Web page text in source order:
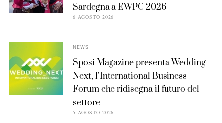
Sardegna a EWPC 2026
6 AGOSTO 2026
NEWS
Sposi Magazine presenta Wedding
Next, l’International Business
Forum che ridisegna il futuro del
settore
5 AGOSTO 2026